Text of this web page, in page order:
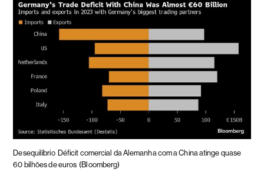
Desequilíbrio Déficit comercial da Alemanha com a China atinge quase
60 bilhões de euros (Bloomberg)